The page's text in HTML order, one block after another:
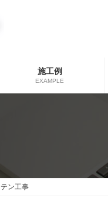
施工例
EXAMPLE
ン工事